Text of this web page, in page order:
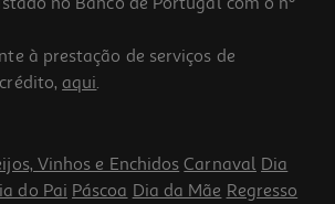
Saladas 150gr
à prestação de serviços de
aqui.
Vinhos e Enchidos Carnaval Dia
do Pai Páscoa Dia da Mãe Regresso